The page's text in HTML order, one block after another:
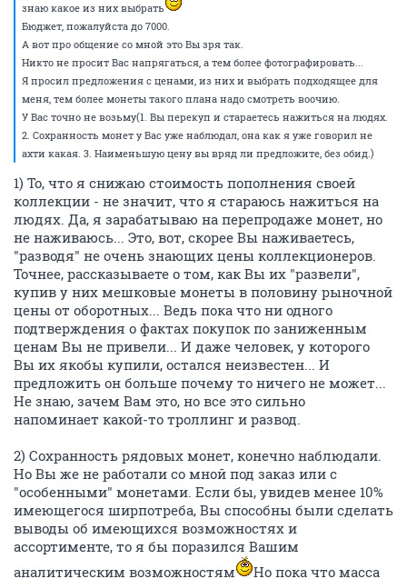
знаю какое из них выбрать
Бюджет, пожалуйста до 7000.
А вот про общение со мной это Вы зря так.
Никто не просит Вас напрягаться, а тем более фотографировать...
Я просил предложения с ценами, из них и выбрать подходящее для
меня, тем более монеты такого плана надо смотреть воочию.
У Вас точно не возьму(1. Вы перекуп и стараетесь нажиться на людях.
2. Сохранность монет у Вас уже наблюдал, она как я уже говорил не
ахти какая. 3. Наименьшую цену вы вряд ли предложите, без обид.)
1) То, что я снижаю стоимость пополнения своей
коллекции - не значит, что я стараюсь нажиться на
людях. Да, я зарабатываю на перепродаже монет, но
не наживаюсь... Это, вот, скорее Вы наживаетесь,
"разводя" не очень знающих цены коллекционеров.
Точнее, рассказываете о том, как Вы их "развели",
купив у них мешковые монеты в половину рыночной
цены от оборотных... Ведь пока что ни одного
подтверждения о фактах покупок по заниженным
ценам Вы не привели... И даже человек, у которого
Вы их якобы купили, остался неизвестен... И
предложить он больше почему то ничего не может...
Не знаю, зачем Вам это, но все это сильно
напоминает какой-то троллинг и развод.
2) Сохранность рядовых монет, конечно наблюдали.
Но Вы же не работали со мной под заказ или с
"особенными" монетами. Если бы, увидев менее 10%
имеющегося ширпотреба, Вы способны были сделать
выводы об имеющихся возможностях и
ассортименте, то я бы поразился Вашим
аналитическим возможностям
Но пока что масса